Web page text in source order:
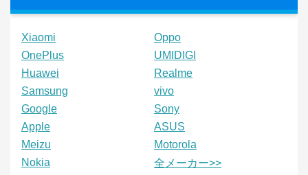
Xiaomi
Oppo
OnePlus
UMIDIGI
Huawei
Realme
Samsung
vivo
Google
Sony
Apple
ASUS
Meizu
Motorola
Nokia
全メーカー>>